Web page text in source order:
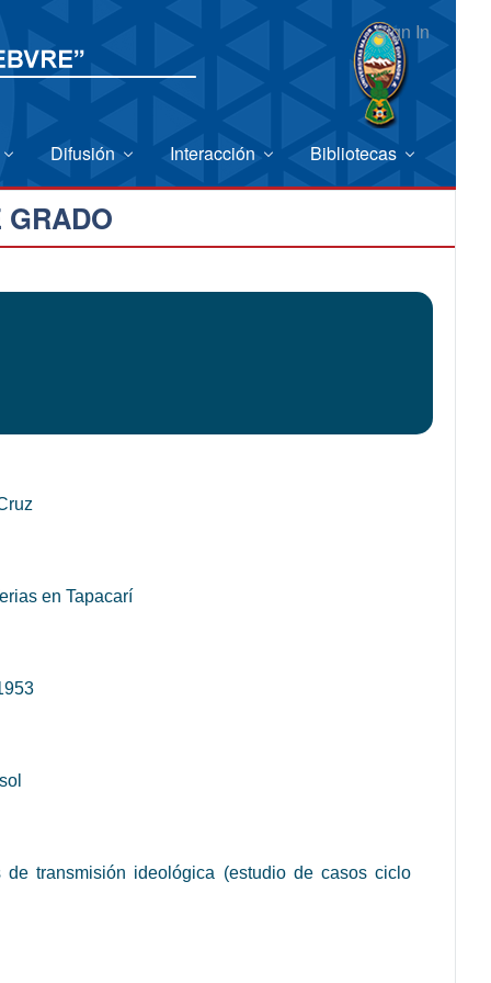
Sign In
Difusión Interacción Bibliotecas
GRADO
en Tapacarí
transmisión ideológica (estudio de casos ciclo